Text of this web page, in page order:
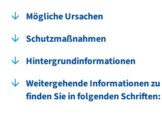
Mögliche Ursachen
Schutzmaßnahmen
Hintergrundinformationen
Weitergehende Informationen
finden Sie in folgenden Schriften: